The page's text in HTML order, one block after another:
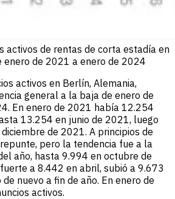
activos de rentas de corta estadía en
enero de 2021 a enero de 2024
activos en Berlín, Alemania,
general a la baja de enero de
En enero de 2021 había 12.254
13.254 en junio de 2021, luego
de 2021. A principios de
pero la tendencia fue a la
año, hasta 9.994 en octubre de
a 8.442 en abril, subió a 9.673
nuevo a fin de año. En enero de
activos.